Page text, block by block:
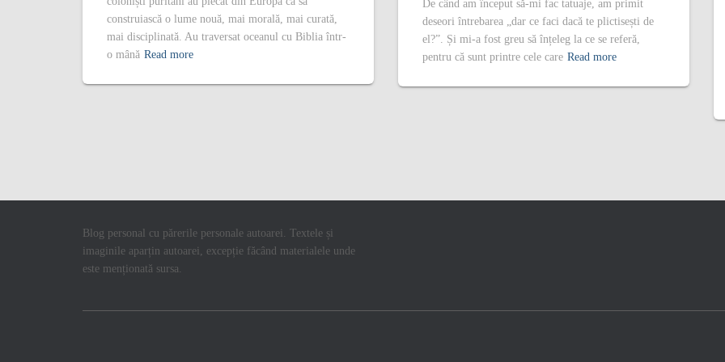
construiască o lume nouă, mai morală, mai curată,
mai disciplinată. Au traversat oceanul cu Biblia într-
o mână Read more
De când am început să-mi fac tatuaje, am primit
deseori întrebarea „dar ce faci dacă te plictisești de
el?”. Și mi-a fost greu să înțeleg la ce se referă,
pentru că sunt printre cele care Read more
Blog personal cu părerile personale autoarei. Textele și
imaginile aparțin autoarei, excepție făcând materialele unde
este menționată sursa.